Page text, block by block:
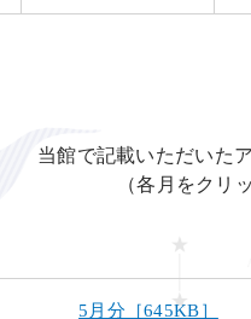
当館で記載いただいた
（各月をクリ
5月分［645KB］